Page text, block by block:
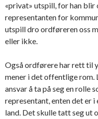
«privat» utspill, for han
representanten for
utspill dro ordføreren oss
eller ikke.
Også ordførere har rett til
mener i det offentlige rom.
ansvar å ta på seg en rolle
representant, enten det er
land. Det skulle tatt seg ut